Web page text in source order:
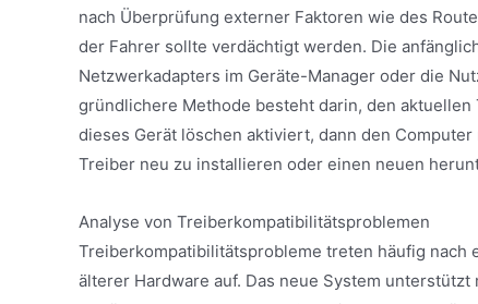
nach Überprüfung externer Faktoren wie des
der Fahrer sollte verdächtigt werden. Die
Netzwerkadapters im Geräte-Manager oder die
gründlichere Methode besteht darin, den
dieses Gerät löschen aktiviert, dann den
Treiber neu zu installieren oder einen neuen
Analyse von Treiberkompatibilitätsproblemen
Treiberkompatibilitätsprobleme treten häufig
älterer Hardware auf. Das neue System